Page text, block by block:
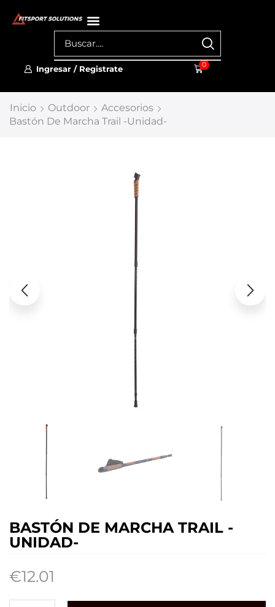
Ingresar / Registrate 0
Inicio Outdoor
Accesorios
Bastón De Marcha Trail -Unidad-
BASTÓN DE MARCHA TRAIL -
UNIDAD-
€12.01